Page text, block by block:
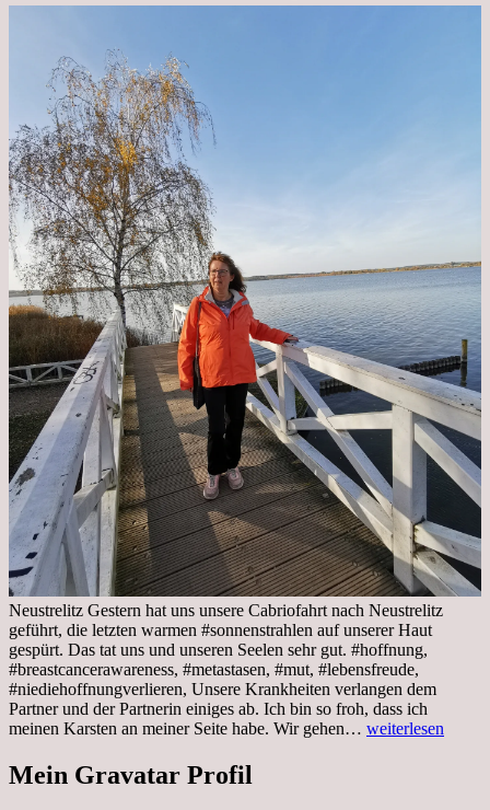
Neustrelitz Gestern hat uns unsere Cabriofahrt nach Neustrelitz
geführt, die letzten warmen #sonnenstrahlen auf unserer Haut
gespürt. Das tat uns und unseren Seelen sehr gut. #hoffnung,
#breastcancerawareness, #metastasen, #mut, #lebensfreude,
#niediehoffnungverlieren, Unsere Krankheiten verlangen dem
Partner und der Partnerin einiges ab. Ich bin so froh, dass ich
meinen Karsten an meiner Seite habe. Wir gehen… Sonnabend,
weiterlesen
Mein Gravatar Profil